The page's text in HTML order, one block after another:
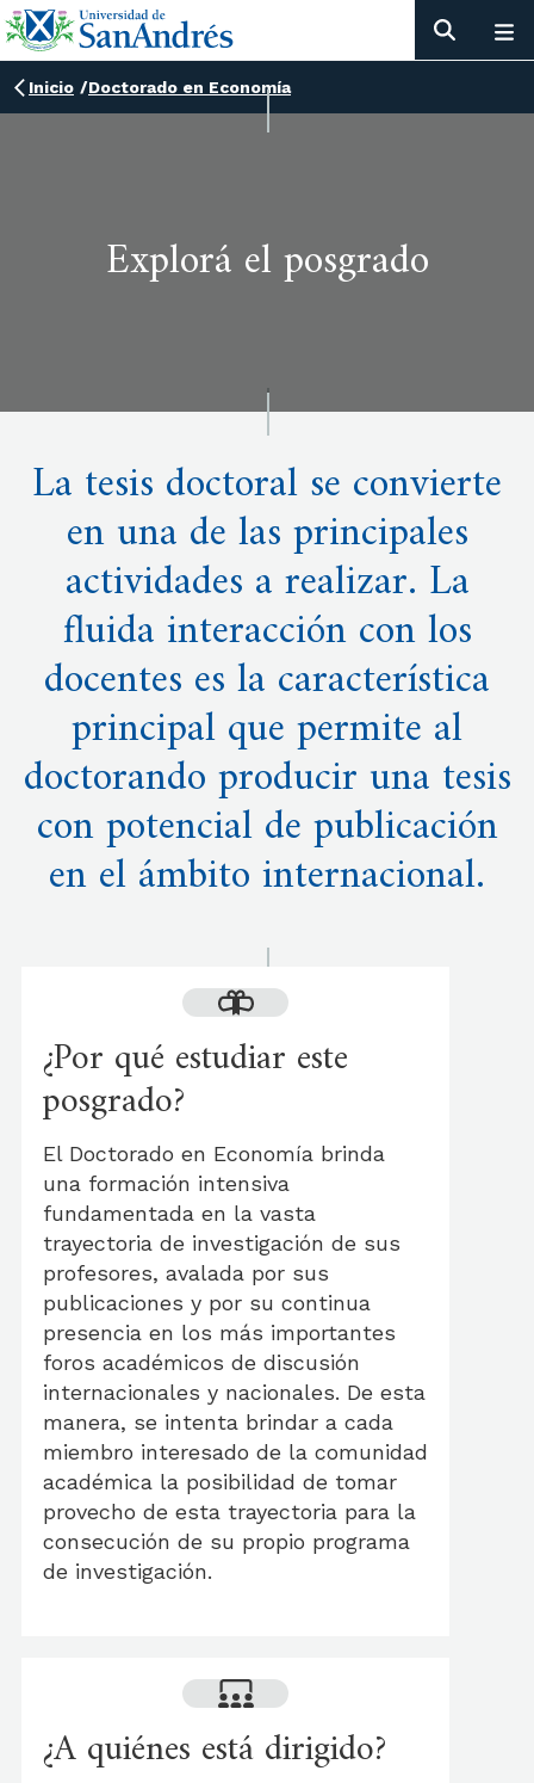
Inicio /Doctorado en Economía
Explorá el posgrado
La tesis doctoral se convierte
en una de las principales
actividades a realizar. La
fluida interacción con los
docentes es la característica
principal que permite al
doctorando producir una tesis
con potencial de publicación
en el ámbito internacional.
¿Por qué estudiar este
posgrado?
El Doctorado en Economía brinda
una formación intensiva
fundamentada en la vasta
trayectoria de investigación de sus
profesores, avalada por sus
publicaciones y por su continua
presencia en los más importantes
foros académicos de discusión
internacionales y nacionales. De esta
manera, se intenta brindar a cada
miembro interesado de la comunidad
académica la posibilidad de tomar
provecho de esta trayectoria para la
consecución de su propio programa
de investigación.
¿A quiénes está dirigido?